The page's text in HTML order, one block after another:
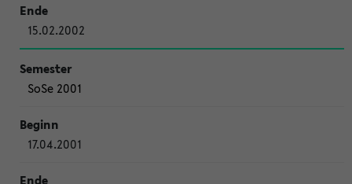
15.02.2002
SoSe 2001
17.04.2001